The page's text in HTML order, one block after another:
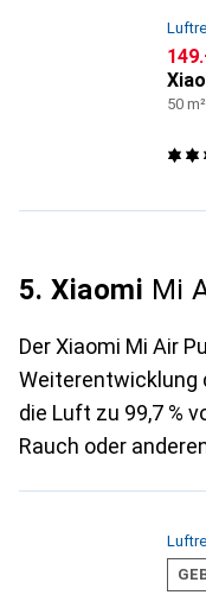
CHF
50 m²
5. Xiaomi Mi
Der Xiaomi Mi Air
Weiterentwicklung
die Luft zu 99,7 %
Rauch oder